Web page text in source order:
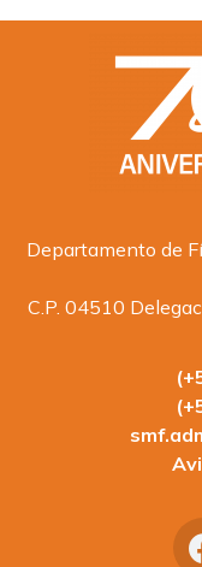
Departamento de
C.P. 04510